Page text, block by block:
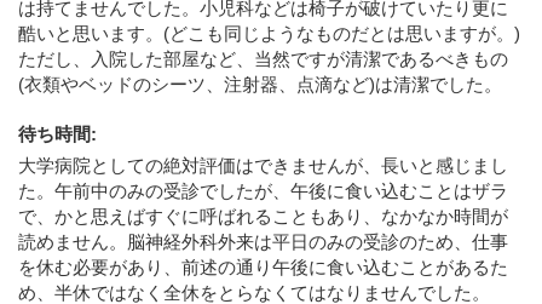
は持てませんでした。小児科などは椅子が破けていたり更に
酷いと思います。(どこも同じようなものだとは思いますが。)
ただし、入院した部屋など、当然ですが清潔であるべきもの
(衣類やベッドのシーツ、注射器、点滴など)は清潔でした。
待ち時間:
大学病院としての絶対評価はできませんが、長いと感じまし
た。午前中のみの受診でしたが、午後に食い込むことはザラ
で、かと思えばすぐに呼ばれることもあり、なかなか時間が
読めません。脳神経外科外来は平日のみの受診のため、仕事
を休む必要があり、前述の通り午後に食い込むことがあるた
め、半休ではなく全休をとらなくてはなりませんでした。